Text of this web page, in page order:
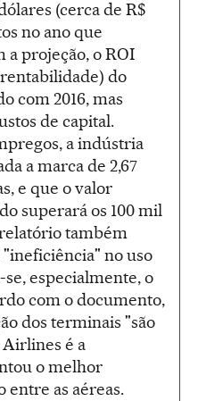
(cerca de R$
no ano que
a projeção, o ROI
do
com 2016, mas
de capital.
a indústria
a marca de 2,67
e que o valor
superará os 100 mil
também
"ineficiência" no uso
especialmente, o
com o documento,
dos terminais "são
é a
o melhor
as aéreas.